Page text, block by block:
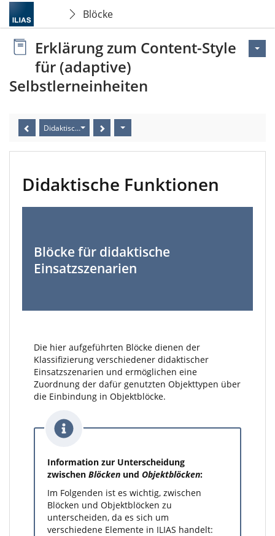
Blöcke
Erklärung zum Content-Style
für (adaptive)
Selbstlerneinheiten
Didaktische Funktionen
Didaktische Funktionen
Blöcke für didaktische
Einsatzszenarien
Die hier aufgeführten Blöcke dienen der
Klassifizierung verschiedener didaktischer
Einsatzszenarien und ermöglichen eine
Zuordnung der dafür genutzten Objekttypen über
die Einbindung in Objektblöcke.
Information zur Unterscheidung
zwischen Blöckenund Objektblöcken:
Im Folgenden ist es wichtig, zwischen
Blöcken und Objektblöcken zu
unterscheiden, da es sich um
verschiedene Elemente in ILIAS handelt: